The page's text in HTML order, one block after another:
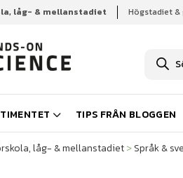
låg- & mellanstadiet Högstadiet &
u
k
t
s
ö
k
TIPS FRÅN BLOGGEN
låg- & mellanstadiet Språk &
låg- & mellanstadiet>Språk &